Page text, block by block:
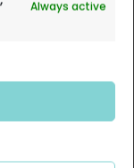
Always active